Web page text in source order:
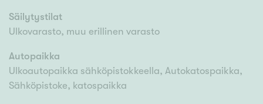
Säilytystilat
Ulkovarasto, muu erillinen varasto
Autopaikka
Ulkoautopaikka sähköpistokkeella, Autokatospaikka,
Sähköpistoke, katospaikka